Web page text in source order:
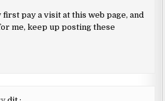
pay a visit at this web page, and
me, keep up posting these